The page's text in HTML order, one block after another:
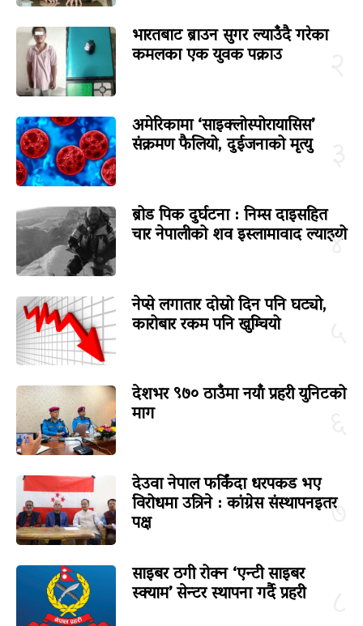
भारतबाट ब्राउन सुगर ल्याउँदै गरेका
कमलका एक युवक पक्राउ
अमेरिकामा ‘साइक्लोस्पोरायासिस’
संक्रमण फैलियो, दुईजनाको मृत्यु
४
ब्रोड पिक दुर्घटना : निम्स दाइसहित
चार नेपालीको शव इस्लामावाद ल्याइयो
नेप्से लगातार दोस्रो दिन पनि घट्यो,
कारोबार रकम पनि खुम्चियो
देशभर ९७० ठाउँमा नयाँ प्रहरी युनिटको
माग
७
देउवा नेपाल फर्किंदा धरपकड भए
विरोधमा उत्रिने : कांग्रेस संस्थापनइतर
पक्ष
साइबर ठगी रोक्न ‘एन्टी साइबर
स्क्याम’ सेन्टर स्थापना गर्दै प्रहरी